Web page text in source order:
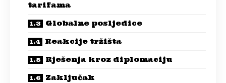
tarifama
Globalne posljedice
Reakcije tržišta
Rješenja kroz diplomaciju
Zaključak